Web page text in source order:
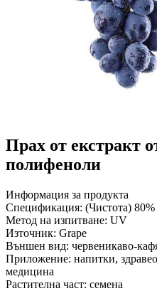
Прах от екстракт
полифеноли
Информация за продукта
Спецификация: (Чистота) 80%
Метод на изпитване: UV
Източник: Grape
Външен вид: червеникаво-
Приложение: напитки,
медицина
Растителна част: семена